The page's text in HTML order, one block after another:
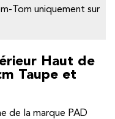
Tom uniquement sur
Haut de
Taupe et
de la marque PAD